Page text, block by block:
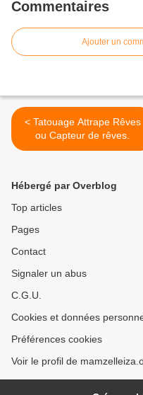
Commentaires
Ajouter un
< Tatouage Attrape Rêves
ou Capteur de rêves.
Hébergé par Overblog
Top articles
Pages
Contact
Signaler un abus
C.G.U.
Cookies et données
Préférences cookies
Voir le profil de